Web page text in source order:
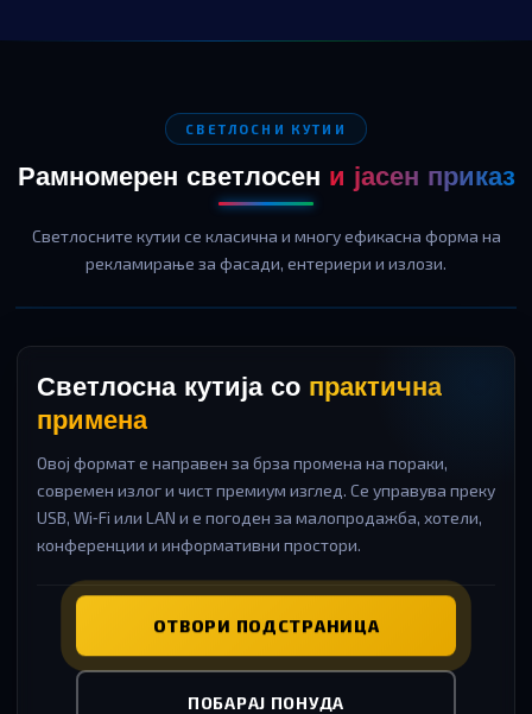
СВЕТЛОСНИ КУТИИ
Рамномерен светлосен и јасен приказ
Светлосните кутии се класична и многу ефикасна форма на
рекламирање за фасади, ентериери и излози.
Светлосна кутија со практична
примена
Овој формат е направен за брза промена на пораки,
современ излог и чист премиум изглед. Се управува преку
USB, Wi‑Fi или LAN и е погоден за малопродажба, хотели,
конференции и информативни простори.
ОТВОРИ ПОДСТРАНИЦА
ПОБАРАЈ ПОНУДА